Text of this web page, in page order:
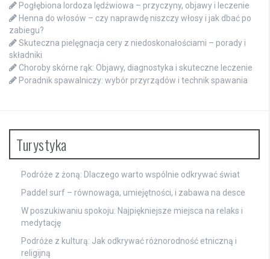
Pogłębiona lordoza lędźwiowa – przyczyny, objawy i leczenie
Henna do włosów – czy naprawdę niszczy włosy i jak dbać po
zabiegu?
Skuteczna pielęgnacja cery z niedoskonałościami – porady i
składniki
Choroby skórne rąk: Objawy, diagnostyka i skuteczne leczenie
Poradnik spawalniczy: wybór przyrządów i technik spawania
Turystyka
Podróże z żoną: Dlaczego warto wspólnie odkrywać świat
Paddel surf – równowaga, umiejętności, i zabawa na desce
W poszukiwaniu spokoju: Najpiękniejsze miejsca na relaks i
medytację
Podróże z kulturą: Jak odkrywać różnorodność etniczną i
religijną